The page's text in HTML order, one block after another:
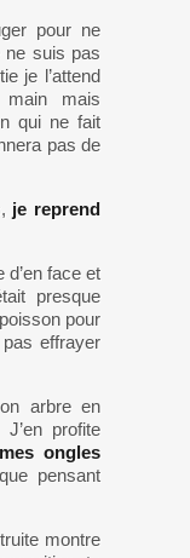
pour ne
ne suis pas
je l’attend
main mais
qui ne fait
pas de
je reprend
face et
presque
pour
effrayer
arbre en
profite
ongles
pensant
montre